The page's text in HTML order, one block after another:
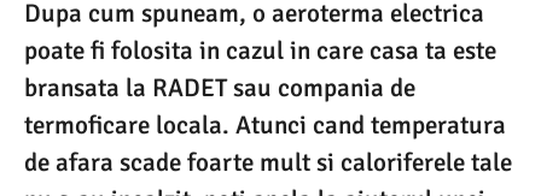
Dupa cum spuneam, o aeroterma electrica
poate fi folosita in cazul in care casa ta este
bransata la RADET sau compania de
termoficare locala. Atunci cand temperatura
de afara scade foarte mult si caloriferele tale